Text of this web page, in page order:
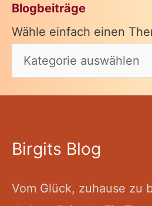
Blogbeiträge
Wähle einfach einen
Birgits Blog
Vom Glück, zuhause zu